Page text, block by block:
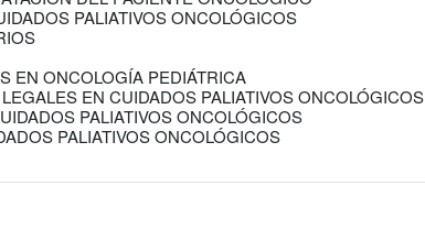
PALIATIVOS ONCOLÓGICOS
EN ONCOLOGÍA PEDIÁTRICA
EN CUIDADOS PALIATIVOS ONCOLÓGICOS
PALIATIVOS ONCOLÓGICOS
PALIATIVOS ONCOLÓGICOS